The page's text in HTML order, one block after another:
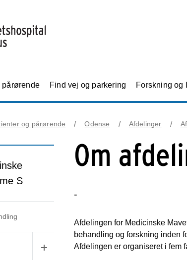
pårørende Find vej og parkering Forskning og
og pårørende Odense Afdelinger
S
Om
-
Afdelingen for Medicinske
behandling og forskning inden
Afdelingen er organiseret i fem